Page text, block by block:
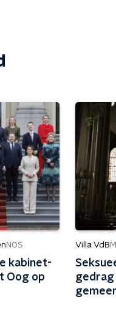
NOS
kabinet-
Oog op
Villa VdB
gedrag